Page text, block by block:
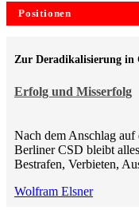
Positionen
Erfolg und Misserfolg
Zur Deradikalisierung in
Nach dem Anschlag auf
Berliner CSD bleibt
Bestrafen, Verbieten,
Wolfram Elsner